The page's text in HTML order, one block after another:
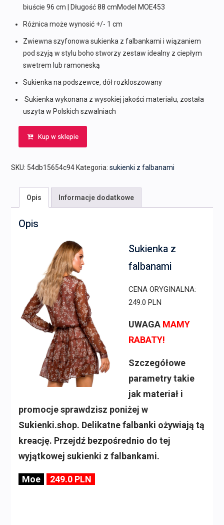
biuście 96 cm | Długość 88 cmModel MOE453
Różnica może wynosić +/- 1 cm
Zwiewna szyfonowa sukienka z falbankami i wiązaniem
pod szyją w stylu boho stworzy zestaw idealny z ciepłym
swetrem lub ramoneską
Sukienka na podszewce, dół rozkloszowany
Sukienka wykonana z wysokiej jakości materiału, została
uszyta w Polskich szwalniach
Kup w sklepie
SKU: 54db15654c94 Kategoria: sukienki z falbanami
Opis Informacje dodatkowe
Opis
Sukienka z
falbanami
CENA ORYGINALNA:
249.0 PLN
UWAGA MAMY
RABATY!
Szczegółowe
parametry takie
jak materiał i
promocje sprawdzisz poniżej w
Sukienki.shop. Delikatne falbanki ożywiają tą
kreację. Przejdź bezpośrednio do tej
wyjątkowej sukienki z falbankami.
Moe 249.0 PLN